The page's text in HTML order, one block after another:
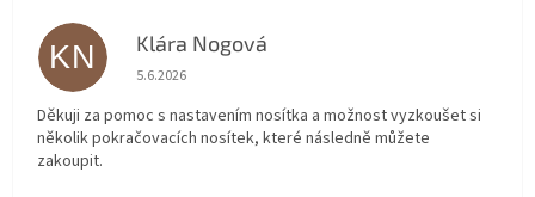
KN Klára Nogová
Hodnocení obchodu je 5 z 5 hvězdiček.
5.6.2026
Děkuji za pomoc s nastavením nosítka a možnost vyzkoušet si
několik pokračovacích nosítek, které následně můžete
zakoupit.